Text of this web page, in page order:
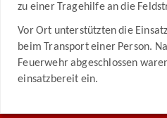
zu einer Tragehilfe an die
Vor Ort unterstützten die
beim Transport einer Person.
Feuerwehr abgeschlossen
einsatzbereit ein.